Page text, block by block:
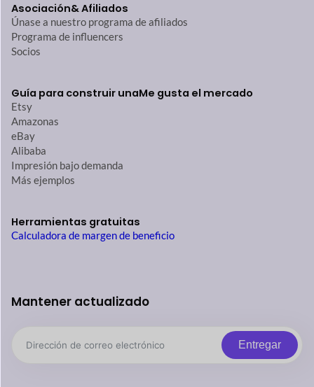
Asociación& Afiliados
Únase a nuestro programa de afiliados
Programa de influencers
Socios
Guía para construir unaMe gusta el mercado
Etsy
Amazonas
eBay
Alibaba
Impresión bajo demanda
Más ejemplos
Herramientas gratuitas
Calculadora de margen de beneficio
Mantener actualizado
Entregar